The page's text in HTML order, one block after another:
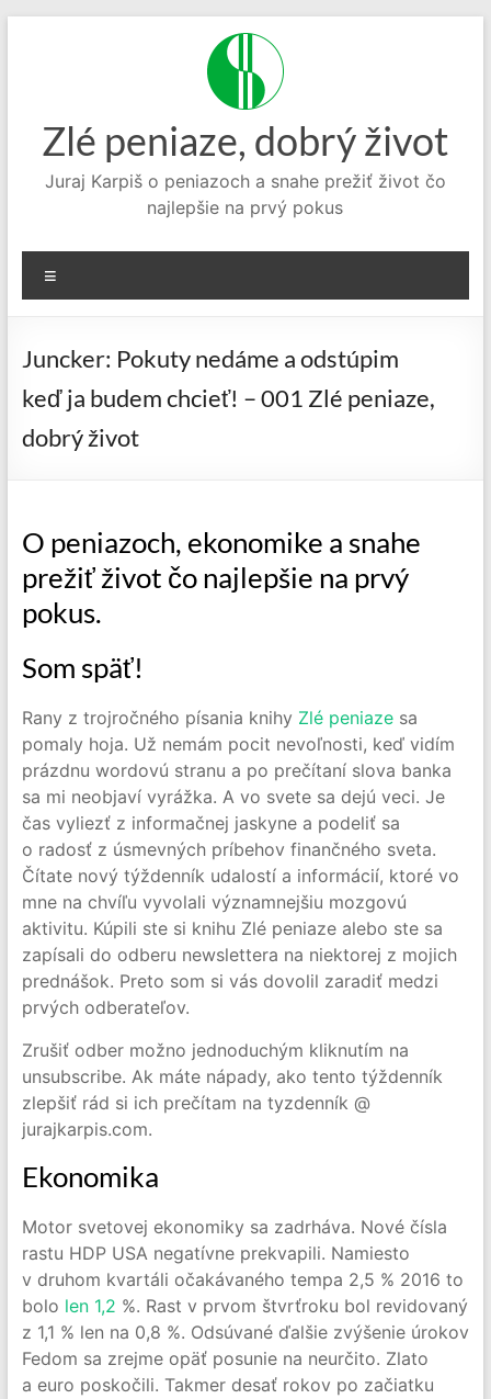
Zlé peniaze, dobrý život
Juraj Karpiš o peniazoch a snahe prežiť život čo
najlepšie na prvý pokus
Juncker: Pokuty nedáme a odstúpim
keď ja budem chcieť! – 001 Zlé peniaze,
dobrý život
O peniazoch, ekonomike a snahe
prežiť život čo najlepšie na prvý
pokus.
Som späť!
Rany z trojročného písania knihy Zlé peniazesa
pomaly hoja. Už nemám pocit nevoľnosti, keď vidím
prázdnu wordovú stranu a po prečítaní slova banka
sa mi neobjaví vyrážka. A vo svete sa dejú veci. Je
čas vyliezť z informačnej jaskyne a podeliť sa
o radosť z úsmevných príbehov finančného sveta.
Čítate nový týždenník udalostí a informácií, ktoré vo
mne na chvíľu vyvolali významnejšiu mozgovú
aktivitu. Kúpili ste si knihu Zlé peniaze alebo ste sa
zapísali do odberu newslettera na niektorej z mojich
prednášok. Preto som si vás dovolil zaradiť medzi
prvých odberateľov.
Zrušiť odber možno jednoduchým kliknutím na
unsubscribe. Ak máte nápady, ako tento týždenník
zlepšiť rád si ich prečítam na tyzdenník @
jurajkarpis.com.
Ekonomika
Motor svetovej ekonomiky sa zadrháva. Nové čísla
rastu HDP USA negatívne prekvapili. Namiesto
v druhom kvartáli očakávaného tempa 2,5 % 2016 to
bolo len 1,2 %. Rast v prvom štvrťroku bol revidovaný
z 1,1 % len na 0,8 %. Odsúvané ďalšie zvýšenie úrokov
Fedom sa zrejme opäť posunie na neurčito. Zlato
a euro poskočili. Takmer desať rokov po začiatku